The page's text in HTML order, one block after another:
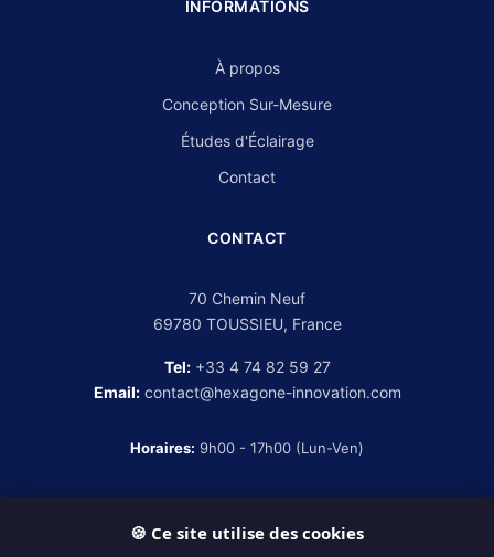
INFORMATIONS
À propos
Conception Sur-Mesure
Études d'Éclairage
Contact
CONTACT
70 Chemin Neuf
69780 TOUSSIEU, France
Tel: +33 4 74 82 59 27
Email: contact@hexagone-innovation.com
Horaires: 9h00 - 17h00 (Lun-Ven)
🍪 Ce site utilise des cookies